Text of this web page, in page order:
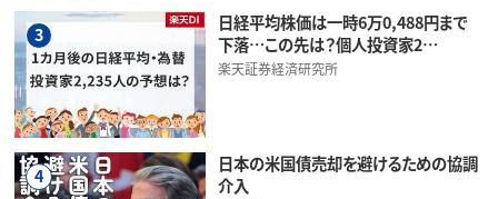
3
日経平均株価は一時6万0,488円まで
下落…この先は？個人投資家2…
楽天証券経済研究所
4
日本の米国債売却を避けるための協調
介入